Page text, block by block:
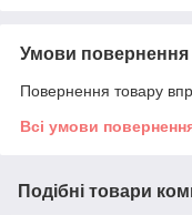
Умови повернення
Повернення товару
Всі умови
Подібні товари